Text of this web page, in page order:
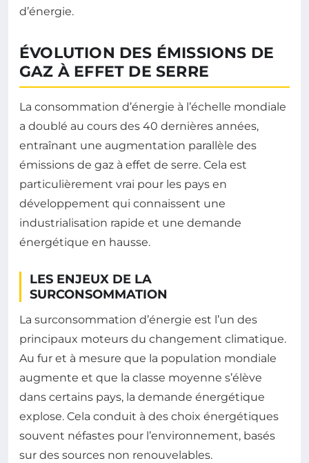
d’énergie.
ÉVOLUTION DES ÉMISSIONS DE
GAZ À EFFET DE SERRE
La consommation d’énergie à l’échelle mondiale
a doublé au cours des 40 dernières années,
entraînant une augmentation parallèle des
émissions de gaz à effet de serre. Cela est
particulièrement vrai pour les pays en
développement qui connaissent une
industrialisation rapide et une demande
énergétique en hausse.
LES ENJEUX DE LA
SURCONSOMMATION
La surconsommation d’énergie est l’un des
principaux moteurs du changement climatique.
Au fur et à mesure que la population mondiale
augmente et que la classe moyenne s’élève
dans certains pays, la demande énergétique
explose. Cela conduit à des choix énergétiques
souvent néfastes pour l’environnement, basés
sur des sources non renouvelables.